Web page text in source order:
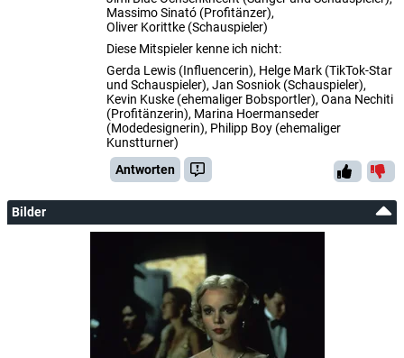
Massimo Sinató (Profitänzer),
Oliver Korittke (Schauspieler)
Diese Mitspieler kenne ich nicht:
Gerda Lewis (Influencerin), Helge Mark (TikTok-Star
und Schauspieler), Jan Sosniok (Schauspieler),
Kevin Kuske (ehemaliger Bobsportler), Oana Nechiti
(Profitänzerin), Marina Hoermanseder
(Modedesignerin), Philipp Boy (ehemaliger
Kunstturner)
Antworten
Bilder